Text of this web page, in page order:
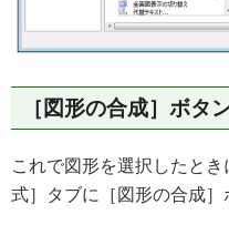
［図形の合成］ボタ
これで図形を選択したと
式］タブに［図形の合成］